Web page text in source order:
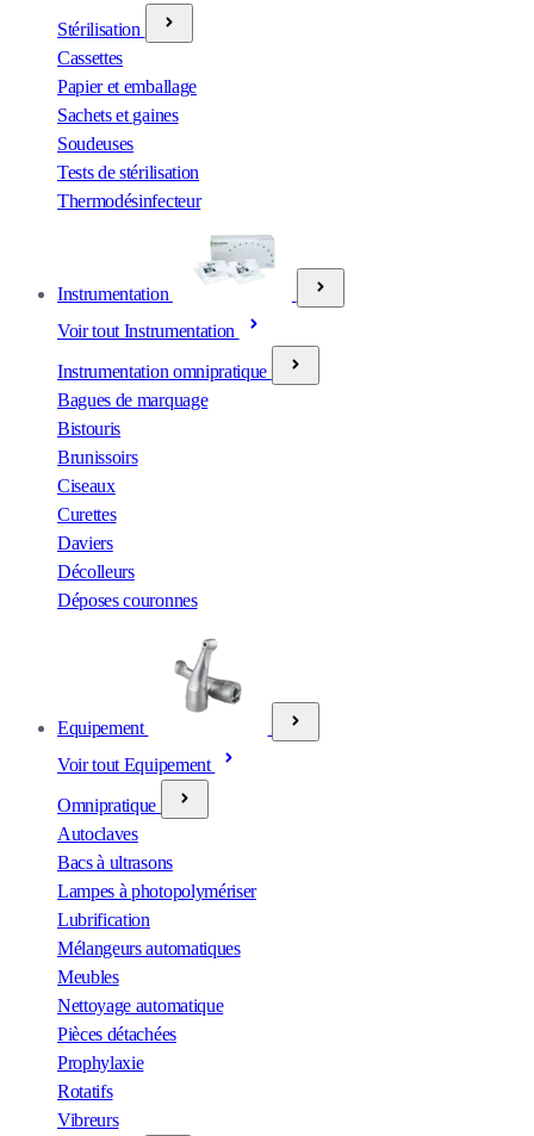
Stérilisation
Cassettes
Papier et emballage
Sachets et gaines
Soudeuses
Tests de stérilisation
Thermodésinfecteur
Instrumentation
Voir tout Instrumentation
Instrumentation omnipratique
Bagues de marquage
Bistouris
Brunissoirs
Ciseaux
Curettes
Daviers
Décolleurs
Déposes couronnes
Equipement
Voir tout Equipement
Omnipratique
Autoclaves
Bacs à ultrasons
Lampes à photopolymériser
Lubrification
Mélangeurs automatiques
Meubles
Nettoyage automatique
Pièces détachées
Prophylaxie
Rotatifs
Vibreurs